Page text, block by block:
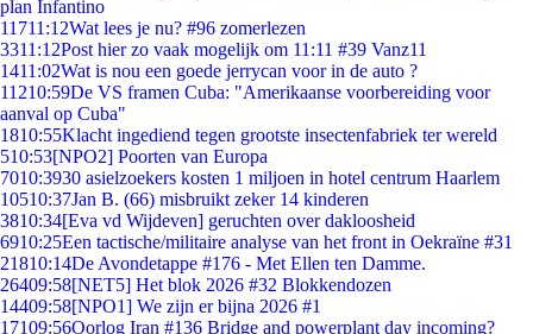
plan Infantino
11711:12Wat lees je nu? #96 zomerlezen
3311:12Post hier zo vaak mogelijk om 11:11 #39 Vanz11
1411:02Wat is nou een goede jerrycan voor in de auto ?
11210:59De VS framen Cuba: "Amerikaanse voorbereiding voor
aanval op Cuba"
1810:55Klacht ingediend tegen grootste insectenfabriek ter wereld
510:53[NPO2] Poorten van Europa
7010:3930 asielzoekers kosten 1 miljoen in hotel centrum Haarlem
10510:37Jan B. (66) misbruikt zeker 14 kinderen
3810:34[Eva vd Wijdeven] geruchten over dakloosheid
6910:25Een tactische/militaire analyse van het front in Oekraïne #31
21810:14De Avondetappe #176 - Met Ellen ten Damme.
26409:58[NET5] Het blok 2026 #32 Blokkendozen
14409:58[NPO1] We zijn er bijna 2026 #1
17109:56Oorlog Iran #136 Bridge and powerplant day incoming?